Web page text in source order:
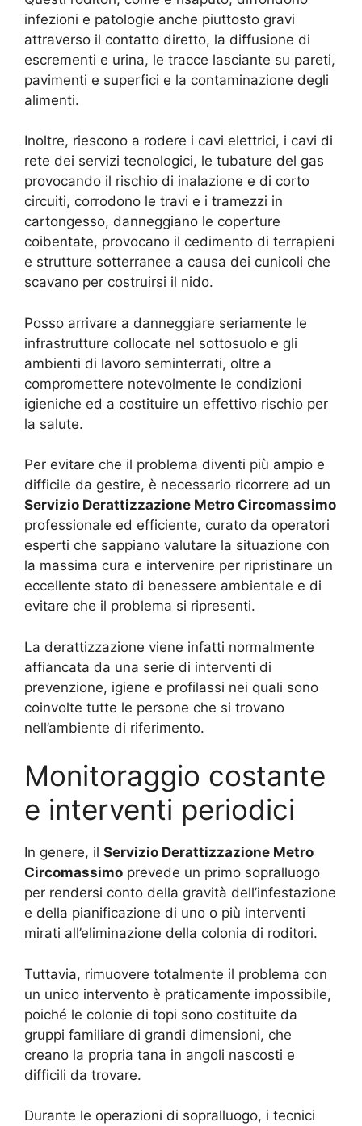
infezioni e patologie anche piuttosto gravi
attraverso il contatto diretto, la diffusione di
escrementi e urina, le tracce lasciante su pareti,
pavimenti e superfici e la contaminazione degli
alimenti.
Inoltre, riescono a rodere i cavi elettrici, i cavi di
rete dei servizi tecnologici, le tubature del gas
provocando il rischio di inalazione e di corto
circuiti, corrodono le travi e i tramezzi in
cartongesso, danneggiano le coperture
coibentate, provocano il cedimento di terrapieni
e strutture sotterranee a causa dei cunicoli che
scavano per costruirsi il nido.
Posso arrivare a danneggiare seriamente le
infrastrutture collocate nel sottosuolo e gli
ambienti di lavoro seminterrati, oltre a
compromettere notevolmente le condizioni
igieniche ed a costituire un effettivo rischio per
la salute.
Per evitare che il problema diventi più ampio e
difficile da gestire, è necessario ricorrere ad un
Servizio Derattizzazione Metro Circomassimo
professionale ed efficiente, curato da operatori
esperti che sappiano valutare la situazione con
la massima cura e intervenire per ripristinare un
eccellente stato di benessere ambientale e di
evitare che il problema si ripresenti.
La derattizzazione viene infatti normalmente
affiancata da una serie di interventi di
prevenzione, igiene e profilassi nei quali sono
coinvolte tutte le persone che si trovano
nell’ambiente di riferimento.
Monitoraggio costante
e interventi periodici
In genere, il Servizio Derattizzazione Metro
Circomassimo prevede un primo sopralluogo
per rendersi conto della gravità dell’infestazione
e della pianificazione di uno o più interventi
mirati all’eliminazione della colonia di roditori.
Tuttavia, rimuovere totalmente il problema con
un unico intervento è praticamente impossibile,
poiché le colonie di topi sono costituite da
gruppi familiare di grandi dimensioni, che
creano la propria tana in angoli nascosti e
difficili da trovare.
Durante le operazioni di sopralluogo, i tecnici